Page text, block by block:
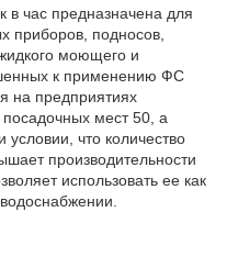
в час предназначена для
приборов, подносов,
моющего и
к применению ФС
на предприятиях
мест 50, а
что количество
производительности
использовать ее как